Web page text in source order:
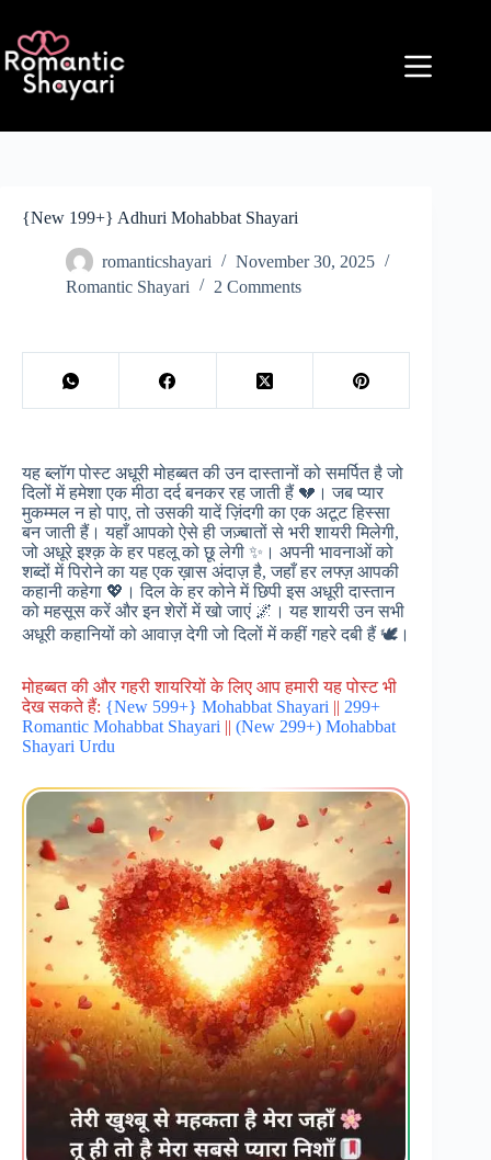
content
{New 199+} Adhuri Mohabbat Shayari
romanticshayari
November 30, 2025
Romantic Shayari
2 Comments
यह ब्लॉग पोस्ट अधूरी मोहब्बत की उन दास्तानों को समर्पित है जो
दिलों में हमेशा एक मीठा दर्द बनकर रह जाती हैं 💔। जब प्यार
मुकम्मल न हो पाए, तो उसकी यादें ज़िंदगी का एक अटूट हिस्सा
बन जाती हैं। यहाँ आपको ऐसे ही जज़्बातों से भरी शायरी मिलेगी,
जो अधूरे इश्क़ के हर पहलू को छू लेगी ✨। अपनी भावनाओं को
शब्दों में पिरोने का यह एक ख़ास अंदाज़ है, जहाँ हर लफ्ज़ आपकी
कहानी कहेगा 💖। दिल के हर कोने में छिपी इस अधूरी दास्तान
को महसूस करें और इन शेरों में खो जाएं 🌌। यह शायरी उन सभी
अधूरी कहानियों को आवाज़ देगी जो दिलों में कहीं गहरे दबी हैं 🕊️।
मोहब्बत की और गहरी शायरियों के लिए आप हमारी यह पोस्ट भी
देख सकते हैं: {New 599+} Mohabbat Shayari || 299+
Romantic Mohabbat Shayari || (New 299+) Mohabbat
Shayari Urdu